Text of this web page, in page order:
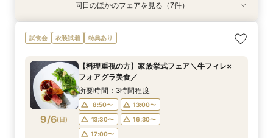
衣装試着 特典あり
9/5(土)
【最大20万特典】海見えチャペル×五つ星ホテル
少人数Wフェア
8:50〜
13:00〜
13:30〜
16:30〜
17:00〜
フェアを予約
衣装試着 特典あり
9/5(土)
【必要なものだけ】ぴったり見つかるお得プラン
♪最大28万優待
9:00〜
13:00〜
13:30〜
16:30〜
17:00〜
フェアを予約
9/5(土)
スマホ・PCで叶うオンライン相談会！少人数W
のご相談も大歓迎
9:00〜
13:00〜
13:30〜
16:30〜
17:00〜
フェアを予約
衣装試着 特典あり
9/5(土)
絶景海見えチャペルで感動ウエディング☆会場見
学×見積り×試食
9:00〜
13:00〜
13:30〜
16:30〜
17:00〜
フェアを予約
衣装試着 特典あり
9/5(土)
挙式&ホテルスイートルーム会食10名35万円～♪
無料試食付
9:00〜
13:00〜
13:30〜
16:30〜
17:00〜
フェアを予約
衣装試着 特典あり
9/5(土)
【6名28万～】少人数×ブランドホテルでおもて
なしWが叶う
9:00〜
13:00〜
13:30〜
16:30〜
17:00〜
フェアを予約
衣装試着 特典あり
9/5(土)
【料理重視の方】家族挙式フェア＼牛フィレ×
フォアグラ美食／
8:50〜
13:00〜
13:30〜
16:30〜
17:00〜
フェアを予約
同日のほかのフェアを見る（7件）
試食会 衣装試着 特典あり
9/6(日)
【料理重視の方】家族挙式フェア＼牛フィレ×
フォアグラ美食／
所要時間：3時間程度
8:50〜
13:00〜
13:30〜
16:30〜
17:00〜